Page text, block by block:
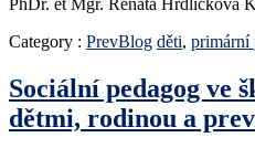
PhDr. et Mgr. Renáta Hrdličková
Category : PrevBlog děti, primární
Sociální pedagog ve
dětmi, rodinou a